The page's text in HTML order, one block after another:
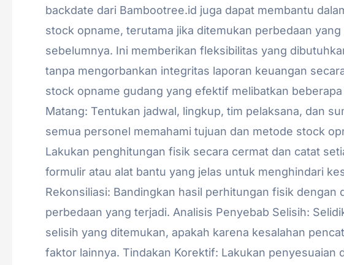
backdate dari Bambootree.id juga dapat membantu
stock opname, terutama jika ditemukan perbedaan
sebelumnya. Ini memberikan fleksibilitas yang
tanpa mengorbankan integritas laporan keuangan
stock opname gudang yang efektif melibatkan
Matang: Tentukan jadwal, lingkup, tim pelaksana, dan
semua personel memahami tujuan dan metode stock
Lakukan penghitungan fisik secara cermat dan catat
formulir atau alat bantu yang jelas untuk menghindari
Rekonsiliasi: Bandingkan hasil perhitungan fisik dengan
perbedaan yang terjadi. Analisis Penyebab Selisih:
selisih yang ditemukan, apakah karena kesalahan
faktor lainnya. Tindakan Korektif: Lakukan penyesuaian